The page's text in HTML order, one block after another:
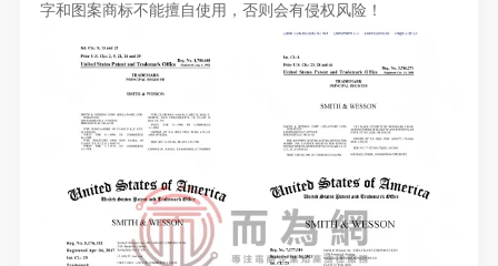
字和图案商标不能擅自使用，否则会有侵权风险！